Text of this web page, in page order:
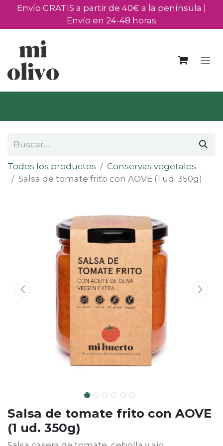
Envío GRATIS a partir de 40€ a la península |
Envío en 24-48 horas
Todos los productos
Conservas vegetales
Salsa de tomate frito con AOVE (1 ud. 350g)
Salsa de tomate frito con AOVE
(1 ud. 350g)